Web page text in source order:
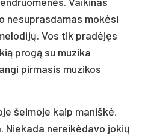
nesuprasdamas mokėsi
Vos tik pradėjęs
progą su muzika
pirmasis muzikos
šeimoje kaip maniškė,
Niekada nereikėdavo jokių